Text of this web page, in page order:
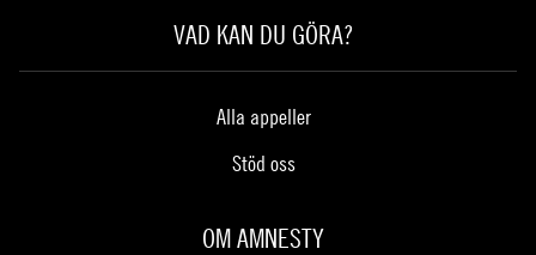
VAD KAN DU GÖRA?
Alla appeller
Stöd oss
OM AMNESTY